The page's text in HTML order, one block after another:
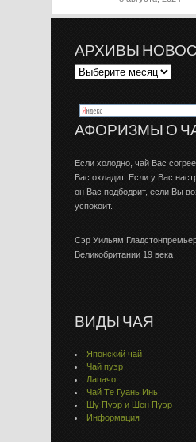
АРХИВЫ
АФОРИЗМЫ О
Если холодно, чай Вас
Вас охладит. Если у Вас
он Вас подбодрит, если Вы
успокоит.
Сэр Уильям
Великобритании 19 века
ВИДЫ ЧАЯ
Японский чай
Чай пуэр
Лапачо
Чай Тe Гуaнь Инь
Шу Пуэр и Шен Пуэр
Информация